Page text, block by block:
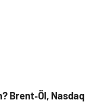
Brent‑Öl, Nasdaq